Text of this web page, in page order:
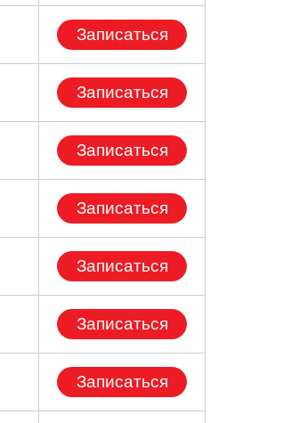
Записаться
Записаться
Записаться
Записаться
Записаться
Записаться
Записаться